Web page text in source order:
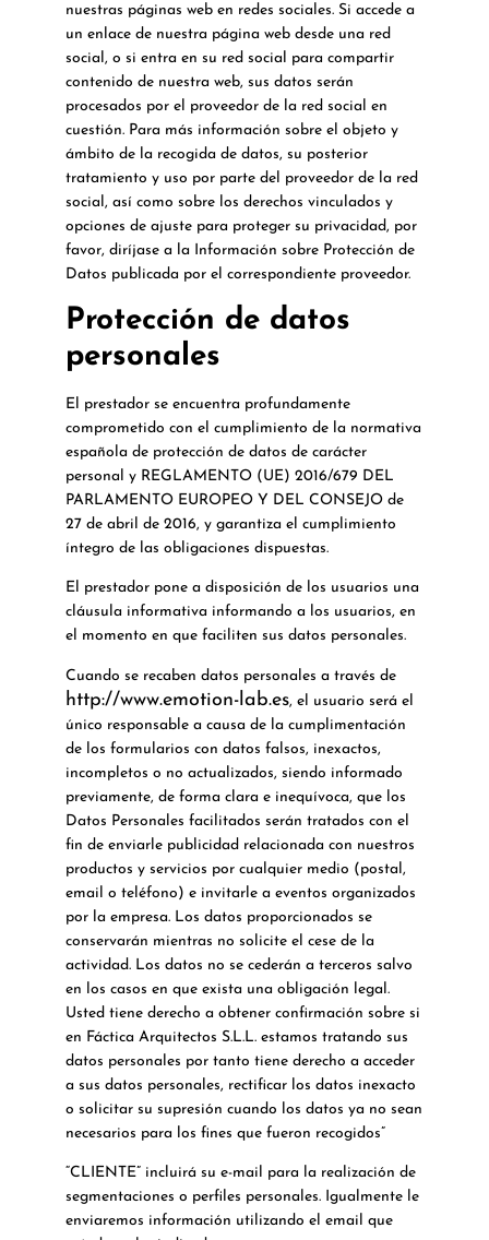
nuestras páginas web en redes sociales. Si accede a
un enlace de nuestra página web desde una red
social, o si entra en su red social para compartir
contenido de nuestra web, sus datos serán
procesados por el proveedor de la red social en
cuestión. Para más información sobre el objeto y
ámbito de la recogida de datos, su posterior
tratamiento y uso por parte del proveedor de la red
social, así como sobre los derechos vinculados y
opciones de ajuste para proteger su privacidad, por
favor, diríjase a la Información sobre Protección de
Datos publicada por el correspondiente proveedor.
Protección de datos
personales
El prestador se encuentra profundamente
comprometido con el cumplimiento de la normativa
española de protección de datos de carácter
personal y REGLAMENTO (UE) 2016/679 DEL
PARLAMENTO EUROPEO Y DEL CONSEJO de
27 de abril de 2016, y garantiza el cumplimiento
íntegro de las obligaciones dispuestas.
El prestador pone a disposición de los usuarios una
cláusula informativa informando a los usuarios, en
el momento en que faciliten sus datos personales.
Cuando se recaben datos personales a través de
http://www.emotion-lab.es, el usuario será el
único responsable a causa de la cumplimentación
de los formularios con datos falsos, inexactos,
incompletos o no actualizados, siendo informado
previamente, de forma clara e inequívoca, que los
Datos Personales facilitados serán tratados con el
fin de enviarle publicidad relacionada con nuestros
productos y servicios por cualquier medio (postal,
email o teléfono) e invitarle a eventos organizados
por la empresa. Los datos proporcionados se
conservarán mientras no solicite el cese de la
actividad. Los datos no se cederán a terceros salvo
en los casos en que exista una obligación legal.
Usted tiene derecho a obtener confirmación sobre si
en Fáctica Arquitectos S.L.L. estamos tratando sus
datos personales por tanto tiene derecho a acceder
a sus datos personales, rectificar los datos inexacto
o solicitar su supresión cuando los datos ya no sean
necesarios para los fines que fueron recogidos”
“CLIENTE” incluirá su e-mail para la realización de
segmentaciones o perfiles personales. Igualmente le
enviaremos información utilizando el email que